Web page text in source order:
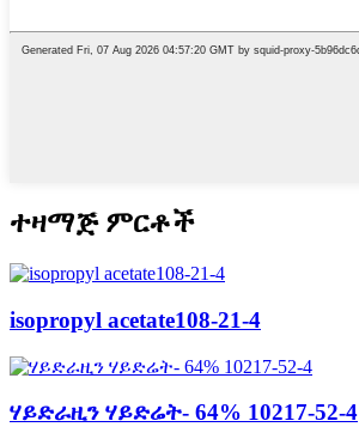
ተዛማጅ ምርቶች
isopropyl acetate108-21-4
ሃይድራዚን ሃይድሬት- 64% 10217-52-4